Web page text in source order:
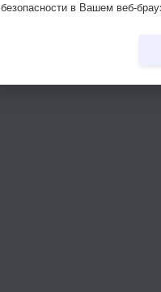
безопасности в Вашем веб-